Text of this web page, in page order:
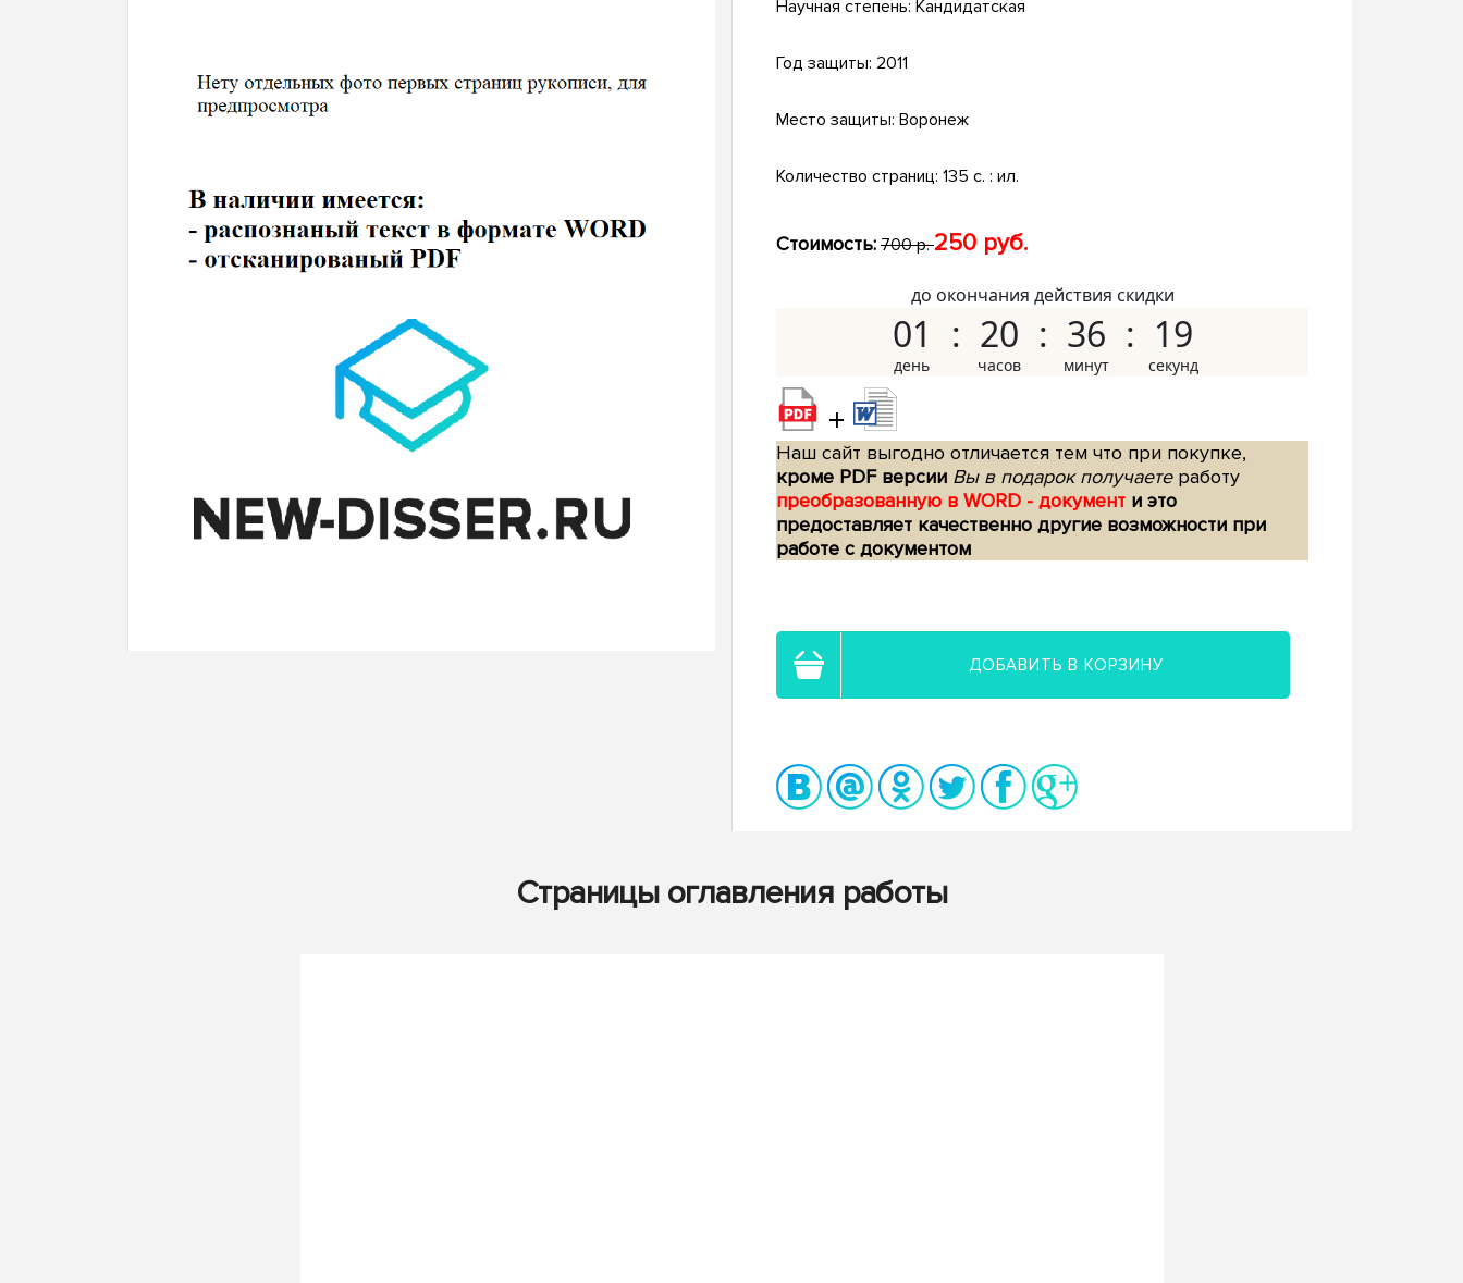
Научная степень: Кандидатская
Год защиты: 2011
Место защиты: Воронеж
Количество страниц: 135 с. : ил.
Стоимость: 700 р.250 руб.
до окончания действия скидки
01 20 36 18
+
Наш сайт выгодно отличается тем что при покупке,
кроме PDF версии Вы в подарок получаетеработу
преобразованную в WORD - документ и это
предоставляет качественно другие возможности при
работе с документом
ДОБАВИТЬ В КОРЗИНУ
Страницы оглавления работы